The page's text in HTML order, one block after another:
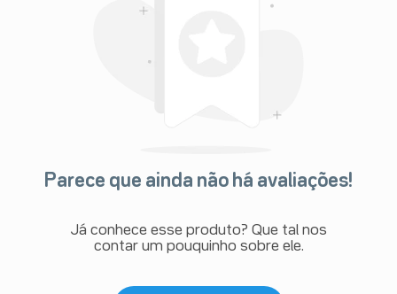
Parece que ainda não há avaliações!
Já conhece esse produto? Que tal nos
contar um pouquinho sobre ele.